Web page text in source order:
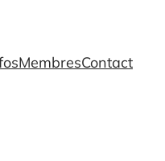
MembresContact